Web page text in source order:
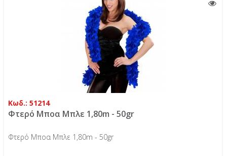
Κωδ.: 51214
Φτερό Μποα Μπλε 1,80m - 50gr
Φτερό Μποα Μπλε 1,80m - 50gr